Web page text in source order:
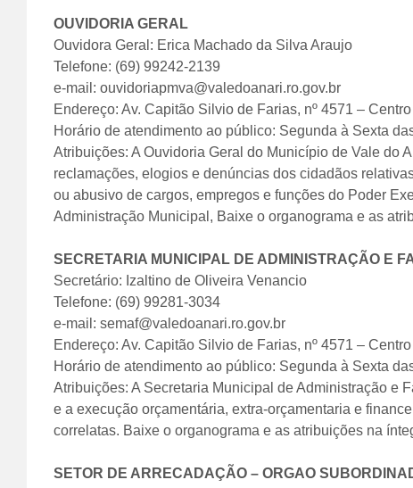
OUVIDORIA GERAL
Ouvidora Geral: Erica Machado da Silva Araujo
Telefone: (69) 99242-2139
e-mail: ouvidoriapmva@valedoanari.ro.gov.br
Endereço: Av. Capitão Silvio de Farias, nº 4571 – Centro
Horário de atendimento ao público: Segunda à Sexta
Atribuições: A Ouvidoria Geral do Município de Vale do
reclamações, elogios e denúncias dos cidadãos
ou abusivo de cargos, empregos e funções do Poder
Administração Municipal, Baixe o organograma e as
SECRETARIA MUNICIPAL DE ADMINISTRAÇÃO E
Secretário: Izaltino de Oliveira Venancio
Telefone: (69) 99281-3034
e-mail: semaf@valedoanari.ro.gov.br
Endereço: Av. Capitão Silvio de Farias, nº 4571 – Centro
Horário de atendimento ao público: Segunda à Sexta
Atribuições: A Secretaria Municipal de Administração e
e a execução orçamentária, extra-orçamentaria e
correlatas. Baixe o organograma e as atribuições na
SETOR DE ARRECADAÇÃO – ORGAO